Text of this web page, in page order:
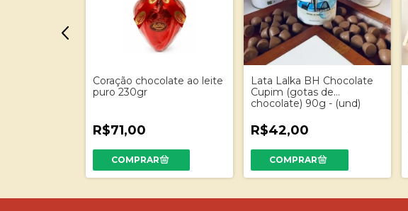
Coração chocolate ao leite
puro 230gr
R$71,00
Lata Lalka BH Chocolate
Cupim (gotas de
chocolate) 90g - (und)
R$42,00